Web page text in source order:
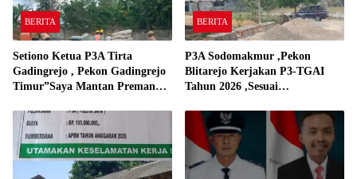
BERITA
Setiono Ketua P3A Tirta
Gadingrejo , Pekon Gadingrejo
Timur”Saya Mantan Preman
Gadingrejo Tahun 2000″
BERITA
P3A Sodomakmur ,Pekon
Blitarejo Kerjakan P3-TGAI
Tahun 2026 ,Sesuai